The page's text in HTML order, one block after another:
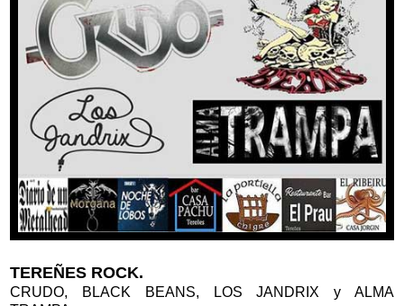
TEREÑES ROCK.
CRUDO, BLACK BEANS, LOS JANDRIX y ALMA